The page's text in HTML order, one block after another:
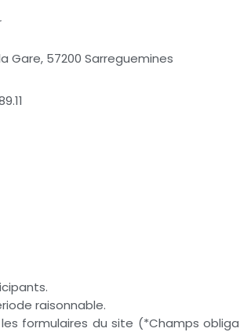
Gare, 57200 Sarreguemines
raisonnable.
formulaires du site (*Champs